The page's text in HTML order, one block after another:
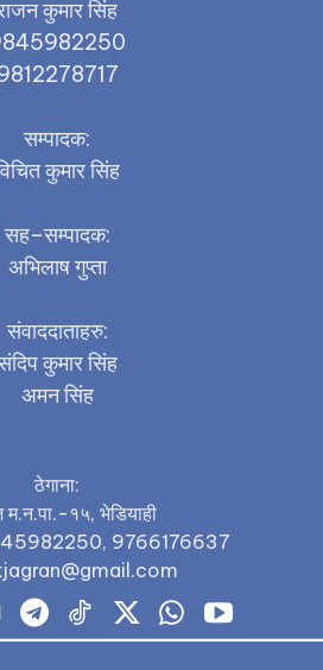
कुमार सिंह
सम्पादक:
कुमार सिंह
सह–सम्पादक:
अभिलाष गुप्ता
संवाददाताहरु:
कुमार सिंह
अमन सिंह
ठेगाना:
म.न.पा.-१५, भेडियाही
9766176637